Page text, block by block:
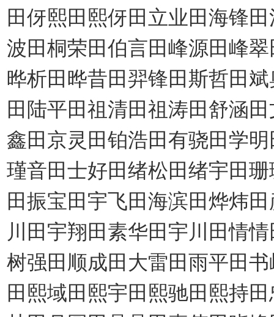
田伢熙田熙伢田立业田海锋
波田桐荣田伯言田峰源田峰
晔析田晔昔田羿锋田斯哲田
田陆平田祖清田祖涛田舒涵
鑫田京灵田铂浩田有骁田学
瑾音田士好田绪松田绪宇田
田振宝田宇飞田海滨田烨炜
川田宇翔田素华田宇川田情
树强田顺成田大雷田雨平田
田熙域田熙宇田熙驰田熙持